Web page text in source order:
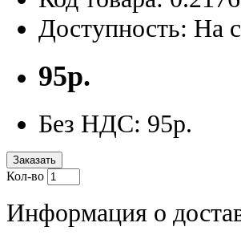
Доступность: На
95р.
Без НДС: 95р.
Заказать
Кол-во
Информация о